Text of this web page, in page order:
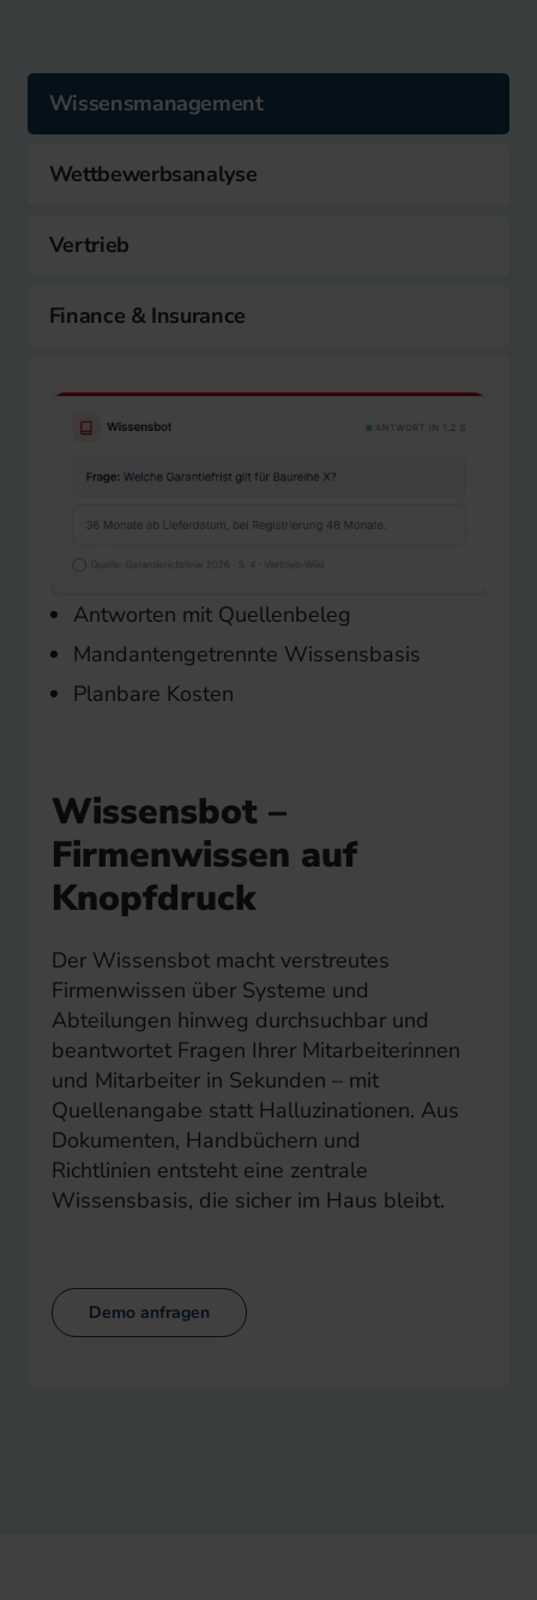
Wissensmanagement
Wettbewerbsanalyse
Vertrieb
Finance & Insurance
Antworten mit Quellenbeleg
Mandantengetrennte Wissensbasis
Planbare Kosten
Wissensbot –
Firmenwissen auf
Knopfdruck
Der Wissensbot macht verstreutes
Firmenwissen über Systeme und
Abteilungen hinweg durchsuchbar und
beantwortet Fragen Ihrer Mitarbeiterinnen
und Mitarbeiter in Sekunden – mit
Quellenangabe statt Halluzinationen. Aus
Dokumenten, Handbüchern und
Richtlinien entsteht eine zentrale
Wissensbasis, die sicher im Haus bleibt.
Demo anfragen